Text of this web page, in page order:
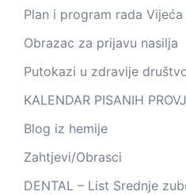
Plan i program rada Vijeća
Obrazac za prijavu nasilja
Putokazi u zdravije
KALENDAR PISANIH
Blog iz hemije
Zahtjevi/Obrasci
DENTAL – List Srednje